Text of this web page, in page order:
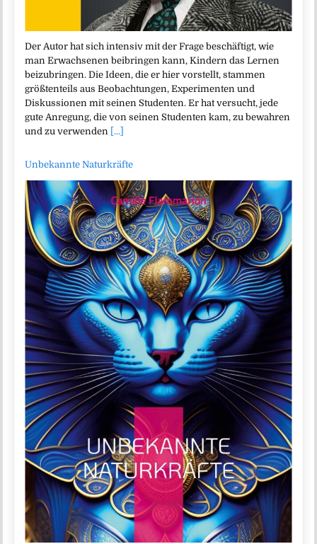
Der Autor hat sich intensiv mit der Frage beschäftigt, wie
man Erwachsenen beibringen kann, Kindern das Lernen
beizubringen. Die Ideen, die er hier vorstellt, stammen
größtenteils aus Beobachtungen, Experimenten und
Diskussionen mit seinen Studenten. Er hat versucht, jede
gute Anregung, die von seinen Studenten kam, zu bewahren
und zu verwenden [...]
Unbekannte Naturkräfte